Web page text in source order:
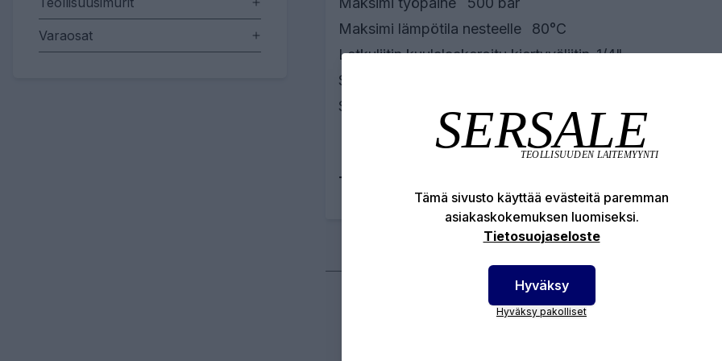
Varaosat
Maksimi lämpötila nesteelle
80°C
Letkuliitin kuulalaakeroitu kiertyväliitin 1/4"
Suutin runkon kierre
Suodatin tyyppi
Tuotenumero:
Tämä sivusto käyttää evästeitä paremman
asiakaskokemuksen luomiseksi.
Tietosuojaseloste
Hyväksy
Hyväksy pakolliset